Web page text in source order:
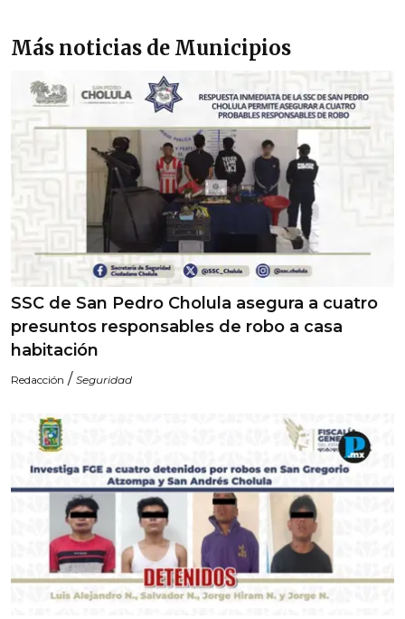
Más noticias de Municipios
SSC de San Pedro Cholula asegura a cuatro
presuntos responsables de robo a casa
habitación
Redacción / Seguridad